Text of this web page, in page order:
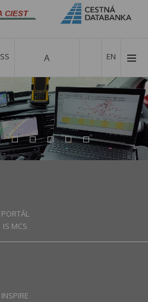
EN
PORTÁL
IS MCS
INSPIRE